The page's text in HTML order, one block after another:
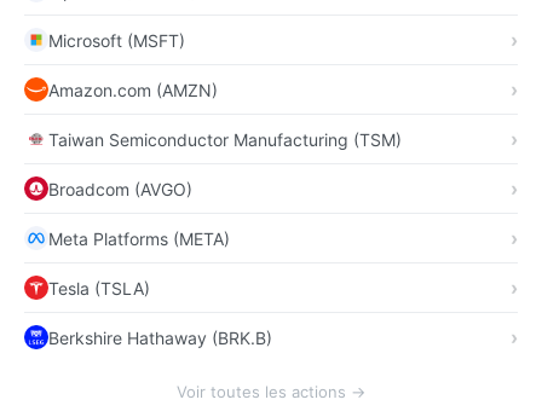
Microsoft (MSFT)
Amazon.com (AMZN)
Taiwan Semiconductor Manufacturing (TSM)
Broadcom (AVGO)
Meta Platforms (META)
Tesla (TSLA)
Berkshire Hathaway (BRK.B)
Voir toutes les actions →